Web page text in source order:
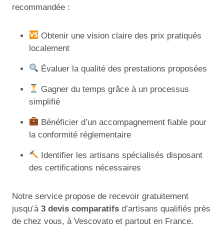
recommandée :
Obtenir une vision claire des prix pratiqués
localement
Évaluer la qualité des prestations proposées
Gagner du temps grâce à un processus
simplifié
Bénéficier d’un accompagnement fiable pour
la conformité réglementaire
Identifier les artisans spécialisés disposant
des certifications nécessaires
Notre service propose de recevoir gratuitement
jusqu’à 3 devis comparatifs d’artisans qualifiés près
de chez vous, à Vescovato et partout en France.